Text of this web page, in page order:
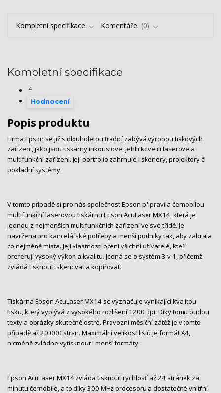
Kompletní specifikace Komentáře 0
Kompletní specifikace
4
Hodnocení
Popis produktu
Firma Epson se již s dlouholetou tradicí zabývá výrobou tiskových
zařízení, jako jsou tiskárny inkoustové, jehličkové či laserové a
multifunkční zařízení. Její portfolio zahrnuje i skenery, projektory či
pokladní systémy.
V tomto případě si pro nás společnost Epson připravila černobílou
multifunkční laserovou tiskárnu Epson AcuLaser MX14, která je
jednou z nejmenších multifunkčních zařízení ve své třídě. Je
navržena pro kancelářské potřeby a menší podniky tak, aby zabrala
co nejméně místa. Její vlastnosti ocení všichni uživatelé, kteří
preferují vysoký výkon a kvalitu. Jedná se o systém 3 v 1, přičemž
zvládá tisknout, skenovat a kopírovat.
Tiskárna Epson AcuLaser MX14 se vyznačuje vynikající kvalitou
tisku, který vyplývá z vysokého rozlišení 1200 dpi. Díky tomu budou
texty a obrázky skutečně ostré. Provozní měsíční zátěž je v tomto
případě až 20 000 stran. Maximální velikost listů je formát A4,
nicméně zvládne vytisknout i menší formáty.
Epson AcuLaser MX14 zvláda tisknout rychlostí až 24 stránek za
minutu černobíle, a to díky 300 MHz procesoru a dostatečné vnitřní